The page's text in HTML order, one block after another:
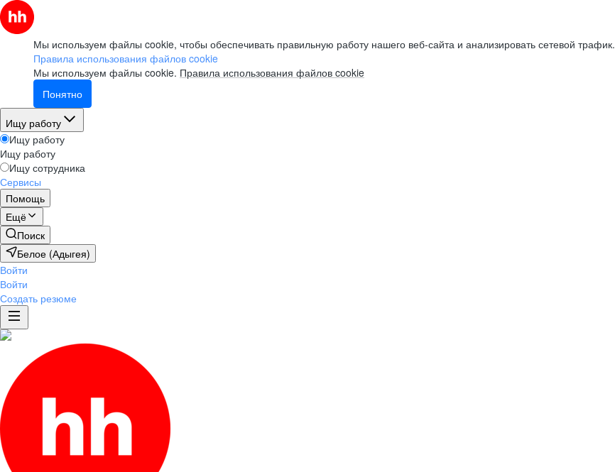
Мы используем файлы cookie, чтобы обеспечивать правильную работу нашего веб-сайта и анализировать сетевой трафик.
Правила использования файлов cookie
Мы используем файлы cookie. Правила использования файлов cookie
Понятно
Ищу работу
Ищу работу
Ищу работу
Ищу сотрудника
Сервисы
Помощь
Ещё
Поиск
Белое (Адыгея)
Войти
Войти
Создать резюме